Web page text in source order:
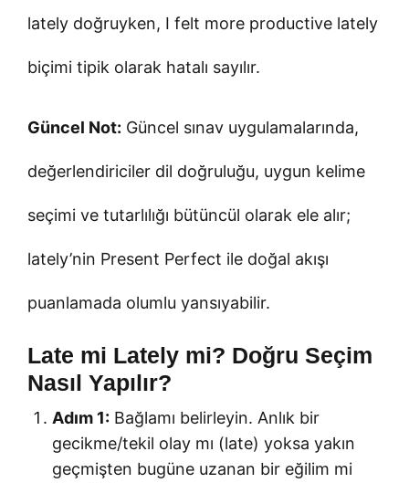
lately doğruyken, I felt more productive lately
biçimi tipik olarak hatalı sayılır.
Güncel Not: Güncel sınav uygulamalarında,
değerlendiriciler dil doğruluğu, uygun kelime
seçimi ve tutarlılığı bütüncül olarak ele alır;
lately’nin Present Perfect ile doğal akışı
puanlamada olumlu yansıyabilir.
Late mi Lately mi? Doğru Seçim
Nasıl Yapılır?
Adım 1: Bağlamı belirleyin. Anlık bir
gecikme/tekil olay mı (late) yoksa yakın
geçmişten bugüne uzanan bir eğilim mi